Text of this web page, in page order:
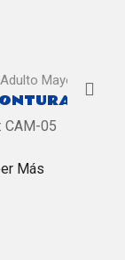
Mayor
CAM-05
Más